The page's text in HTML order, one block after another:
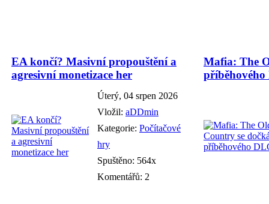
EA končí? Masivní propouštění a
agresivní monetizace her
Úterý, 04 srpen 2026
Vložil: aDDmin
Kategorie: Počítačové
hry
Spuštěno: 564x
Komentářů: 2
Mafia: The